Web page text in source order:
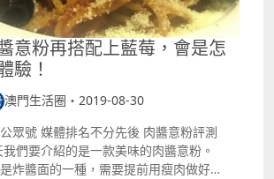
害人為非本澳居民，多數在娛樂場或周邊
及強奸行為 都占了上升空間 這些犯罪已
德底線 對於此犯罪人士 需要做的是在
材來源：力報、微博、網絡 圖片來
北京日報、微博、人民日報、表情包 如
我們刪除 版權屬於原作者 編輯撰寫：
醫院接到一名被捅傷者，60歲，持刀者
命，現場已經沒有心跳。 醫生心肺複蘇
院後做完CT檢查再次停止心跳，經搶
本月29號晚上，珠海公安發布通報：
分左右，在拱北夏灣華平路路邊，一名
子及嶽父捅傷，該男子作案後逃離現
調查，捅人者周某，是受傷女子饒某的
是饒某的父親，案件涉及家庭矛盾引
後（即當晚9點左右），珠海警方在清
意粉再搭配上藍莓，會是怎
驗！
澳門生活圈・2019-08-30
眾號 媒體排名不分先後 肉醬意粉評測
們要介紹的是一款美味的肉醬意粉。
炸醬面的一種，需要提前用瘦肉做好